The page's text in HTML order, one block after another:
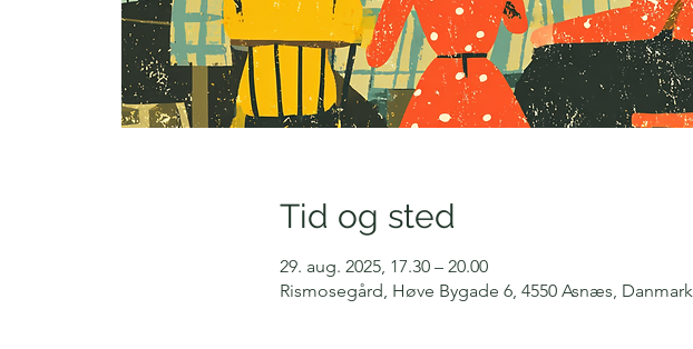
Tid og sted
29. aug. 2025, 17.30 – 20.00
Rismosegård, Høve Bygade 6, 4550 Asnæs, Danmark